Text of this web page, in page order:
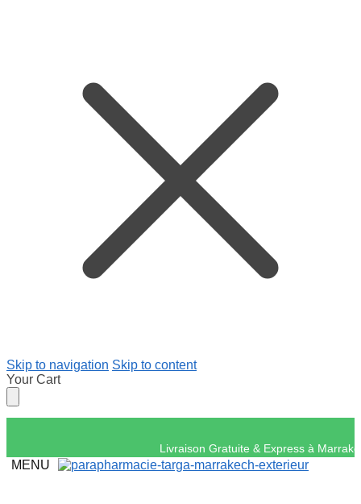
Skip to navigation Skip to content
Your Cart
Livraison Gratuite &
MENU